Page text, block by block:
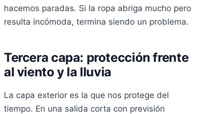
hacemos paradas. Si la ropa abriga mucho pero
resulta incómoda, termina siendo un problema.
Tercera capa: protección frente
al viento y la lluvia
La capa exterior es la que nos protege del
tiempo. En una salida corta con previsión